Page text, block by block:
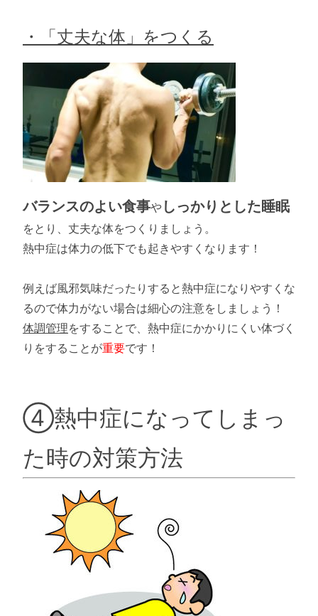
・「丈夫な体」をつくる
バランスのよい食事やしっかりとした睡眠
をとり、丈夫な体をつくりましょう。
熱中症は体力の低下でも起きやすくなります！
例えば風邪気味だったりすると熱中症になりやすくな
るので体力がない場合は細心の注意をしましょう！
体調管理をすることで、熱中症にかかりにくい体づく
りをすることが重要です！
④熱中症になってしまっ
た時の対策方法